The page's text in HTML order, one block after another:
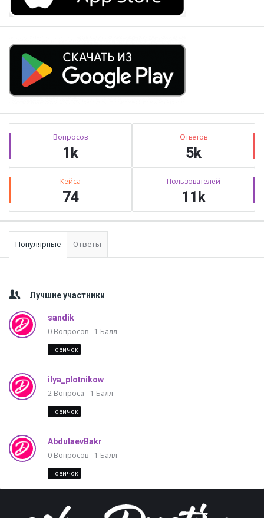
Stats Вопросов
1k
Ответов
5k
Кейса
74
Пользователей
11k
Популярные Ответы
Лучшие участники
sandik
0 Вопросов 1 Балл
Новичок
ilya_plotnikow
2 Вопроса 1 Балл
Новичок
AbdulaevBakr
0 Вопросов 1 Балл
Новичок